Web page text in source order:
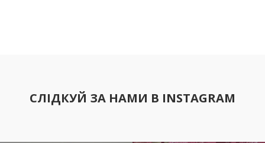
СЛІДКУЙ ЗА НАМИ В INSTAGRAM